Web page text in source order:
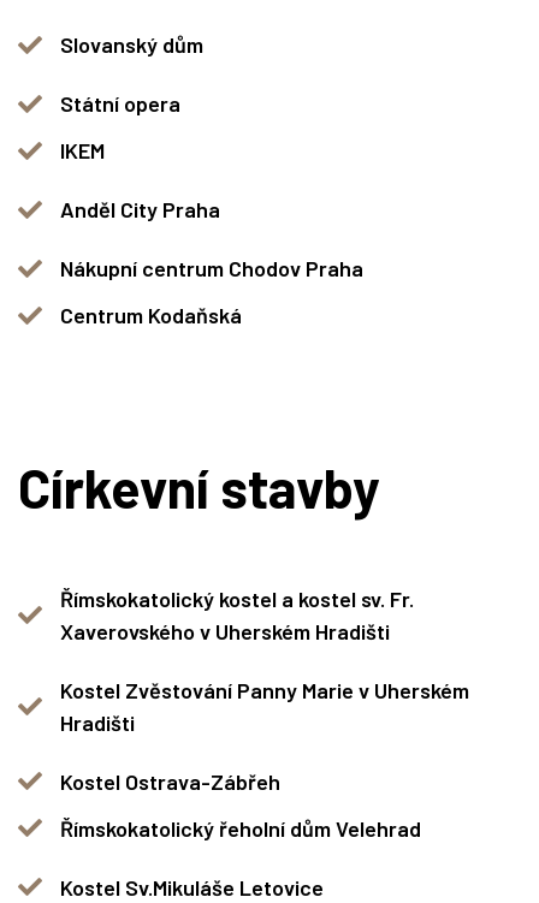
Slovanský dům
Státní opera
IKEM
Anděl City Praha
Nákupní centrum Chodov Praha
Centrum Kodaňská
Církevní stavby
Římskokatolický kostel a kostel sv. Fr.
Xaverovského v Uherském Hradišti
Kostel Zvěstování Panny Marie v Uherském
Hradišti
Kostel Ostrava-Zábřeh
Římskokatolický řeholní dům Velehrad
Kostel Sv.Mikuláše Letovice